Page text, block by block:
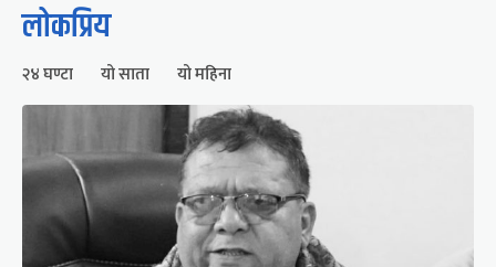
लोकप्रिय
२४ घण्टा यो साता यो महिना